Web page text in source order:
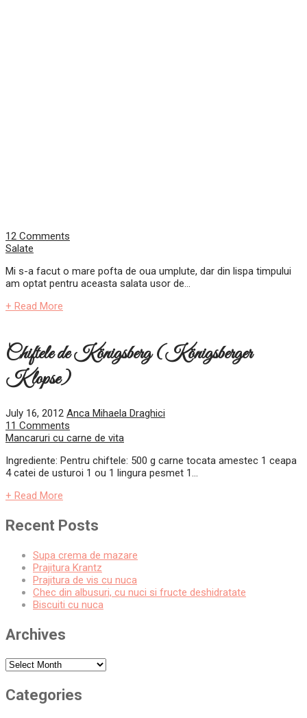
12 Comments
Salate
Mi s-a facut o mare pofta de oua umplute, dar din lispa timpului
am optat pentru aceasta salata usor de...
+ Read More
Chiftele de Königsberg (Königsberger
Klopse)
July 16, 2012 Anca Mihaela Draghici
11 Comments
Mancaruri cu carne de vita
Ingrediente: Pentru chiftele: 500 g carne tocata amestec 1 ceapa
4 catei de usturoi 1 ou 1 lingura pesmet 1...
+ Read More
Recent Posts
Supa crema de mazare
Prajitura Krantz
Prajitura de vis cu nuca
Chec din albusuri, cu nuci si fructe deshidratate
Biscuiti cu nuca
Archives
Archives
Categories